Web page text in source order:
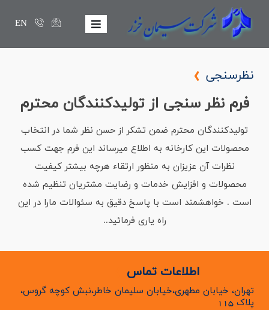
EN
نظرسنجی
فرم نظر سنجي از توليدكنندگان محترم
توليدكنندگان محترم ضمن تشكر از حسن نظر شما در انتخاب
محصولات اين كارخانه به اطلاع ميرساند اين فرم جهت كسب
نظرات آن عزيزان به منظور ارتقاء هرچه بيشتر كيفيت
محصولات و افزايش خدمات و رضايت مشتريان تنظيم شده
است . خواهشمند است با پاسخ دقيق به سئوالات مارا در اين
راه ياري فرمائید..
اطلاعات تماس
تهران، خیابان مطهری،خیابان سلیمان خاطر،نبش کوچه گروس،
پلاک 115